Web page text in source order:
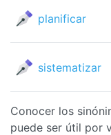
planificar
sistematizar
Conocer los
puede ser útil por